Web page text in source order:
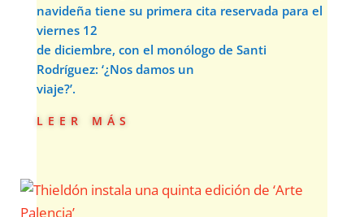
navideña tiene su primera cita reservada para el
viernes 12
de diciembre, con el monólogo de Santi
Rodríguez: ‘¿Nos damos un
viaje?’.
leer más